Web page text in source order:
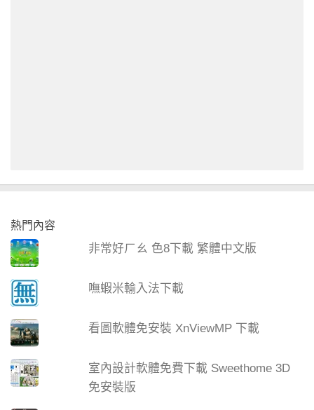
熱門內容
非常好ㄏㄠ 色8下載 繁體中文版
嘸蝦米輸入法下載
看圖軟體免安裝 XnViewMP 下載
室內設計軟體免費下載 Sweethome 3D
免安裝版